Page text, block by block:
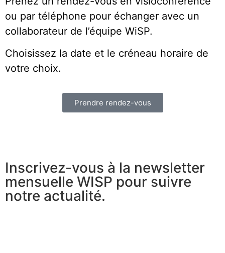
ou par téléphone pour échanger avec un
collaborateur de l’équipe WiSP.
Choisissez la date et le créneau horaire de
votre choix.
Prendre rendez-vous
Inscrivez-vous à la newsletter
mensuelle WISP pour suivre
notre actualité.